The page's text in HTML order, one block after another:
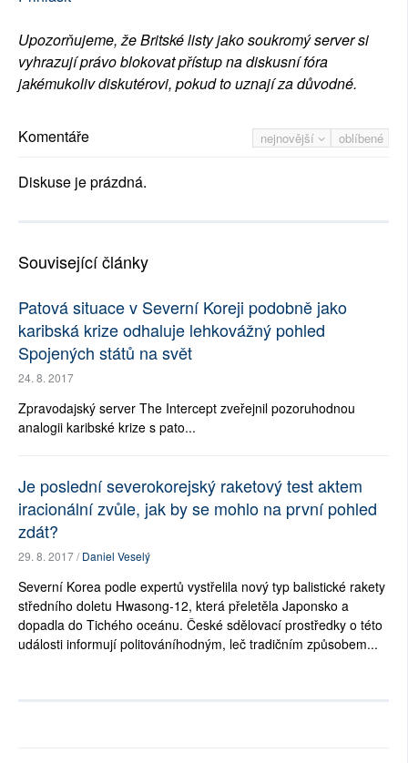
Upozorňujeme, že Britské listy jako soukromý server si
vyhrazují právo blokovat přístup na diskusní fóra
jakémukoliv diskutérovi, pokud to uznají za důvodné.
nejnovější oblíbené
Komentáře
Diskuse je prázdná.
Související články
Patová situace v Severní Koreji podobně jako
karibská krize odhaluje lehkovážný pohled
Spojených států na svět
24. 8. 2017
Zpravodajský server The Intercept zveřejnil pozoruhodnou
analogii karibské krize s pato...
Je poslední severokorejský raketový test aktem
iracionální zvůle, jak by se mohlo na první pohled
zdát?
29. 8. 2017 /Daniel Veselý
Severní Korea podle expertů vystřelila nový typ balistické rakety
středního doletu Hwasong-12, která přeletěla Japonsko a
dopadla do Tichého oceánu. České sdělovací prostředky o této
události informují politováníhodným, leč tradičním způsobem...